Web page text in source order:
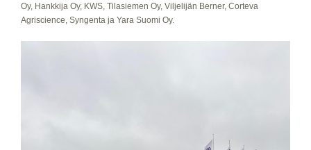
Oy, Hankkija Oy, KWS, Tilasiemen Oy, Viljelijän Berner, Corteva
Agriscience, Syngenta ja Yara Suomi Oy.